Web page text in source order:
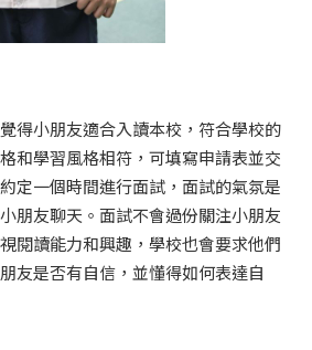
得小朋友適合入讀本校，符合學校的
和學習風格相符，可填寫申請表並交
定一個時間進行面試，面試的氣氛是
朋友聊天。面試不會過份關注小朋友
閱讀能力和興趣，學校也會要求他們
友是否有自信，並懂得如何表達自